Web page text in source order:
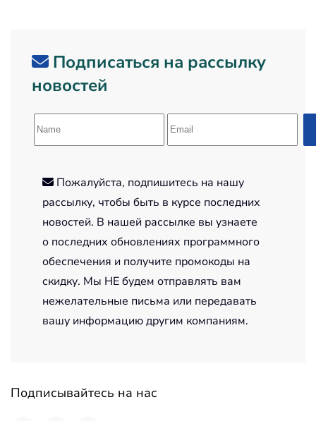
Подписаться на рассылку
новостей
Пожалуйста, подпишитесь на нашу
рассылку, чтобы быть в курсе последних
новостей. В нашей рассылке вы узнаете
о последних обновлениях программного
обеспечения и получите промокоды на
скидку. Мы НЕ будем отправлять вам
нежелательные письма или передавать
вашу информацию другим компаниям.
Подписывайтесь на нас